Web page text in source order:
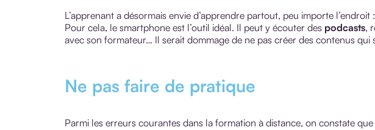
L’apprenant a désormais envie d’apprendre partout, peu importe
Pour cela, le smartphone est l’outil idéal. Il peut y écouter des podcasts,
avec son formateur… Il serait dommage de ne pas créer des contenus qui
Ne pas faire de pratique
Parmi les erreurs courantes dans la formation à distance, on constate